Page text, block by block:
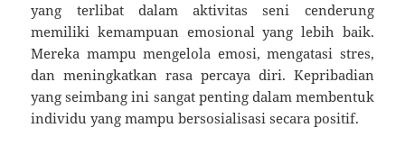
yang terlibat dalam aktivitas seni cenderung
memiliki kemampuan emosional yang lebih baik.
Mereka mampu mengelola emosi, mengatasi stres,
dan meningkatkan rasa percaya diri. Kepribadian
yang seimbang ini sangat penting dalam membentuk
individu yang mampu bersosialisasi secara positif.